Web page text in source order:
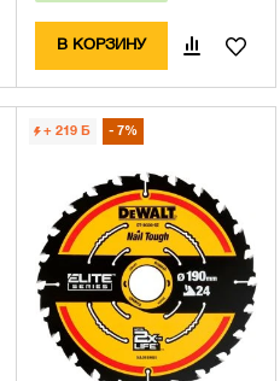
В КОРЗИНУ
+ 219 Б 7%